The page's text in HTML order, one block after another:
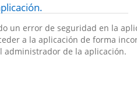
un error de seguridad en la
a la aplicación de forma
administrador de la aplicación.